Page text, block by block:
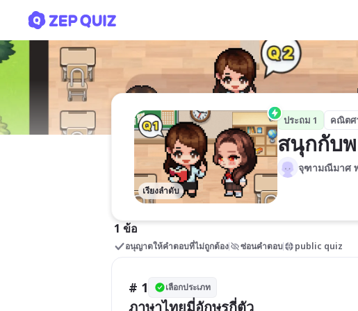
เรียงลำดับ
ประถม 1 คณิตศ
สนุกกับ
จุฑามณีมาศ
1 ข้อ
อนุญาตให้คำตอบที่ไม่ถูกต้อง ซ่อนคำตอบ public quiz
# 1 เลือกประเภท
ภาษาไทยมี่อักษรกี่ตัว